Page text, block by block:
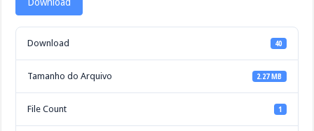
Download 40
Tamanho do Arquivo 2.27 MB
File Count 1